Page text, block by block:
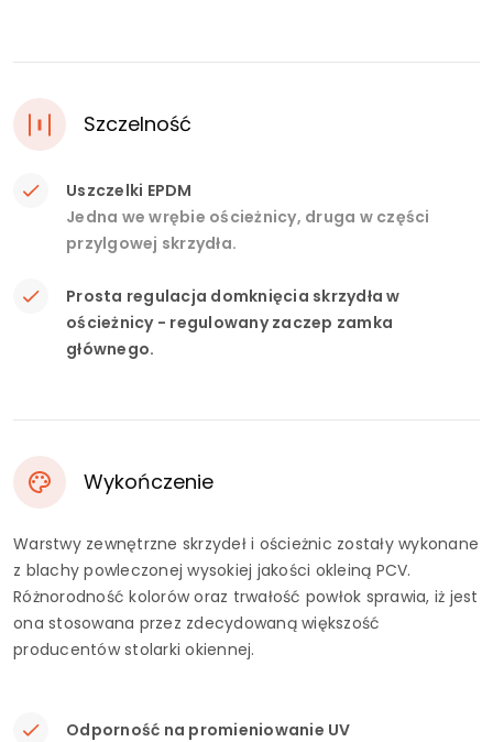
Szczelność
Uszczelki EPDM
Jedna we wrębie ościeżnicy, druga w części
przylgowej skrzydła.
Prosta regulacja domknięcia skrzydła w
ościeżnicy - regulowany zaczep zamka
głównego.
Wykończenie
Warstwy zewnętrzne skrzydeł i ościeżnic zostały wykonane
z blachy powleczonej wysokiej jakości okleiną PCV.
Różnorodność kolorów oraz trwałość powłok sprawia, iż jest
ona stosowana przez zdecydowaną większość
producentów stolarki okiennej.
Odporność na promieniowanie UV